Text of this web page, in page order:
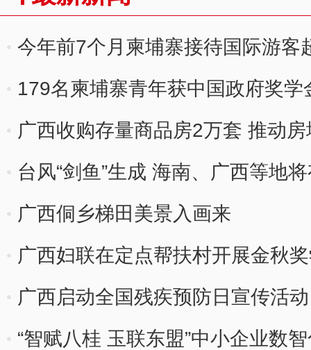
今年前7个月柬埔寨接待国际游客
179名柬埔寨青年获中国政府奖学
广西收购存量商品房2万套 推动
台风“剑鱼”生成 海南、广西等地
广西侗乡梯田美景入画来
广西妇联在定点帮扶村开展金秋
广西启动全国残疾预防日宣传活
“智赋八桂 玉联东盟”中小企业数